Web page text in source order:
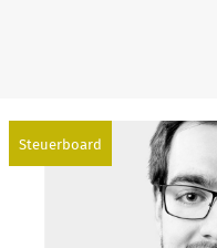
Steuerboard